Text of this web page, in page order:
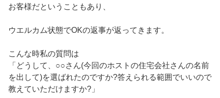
お客様だということもあり、
ウエルカム状態でOKの返事が返ってきます。
こんな時私の質問は
「どうして、○○さん(今回のホストの住宅会社さんの名前
を出して)を選ばれたのですか?答えられる範囲でいいので
教えていただけますか?」